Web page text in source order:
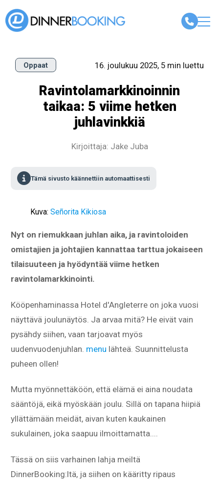
Oppaat 16. joulukuu 2025, 5 min luettu
Ravintolamarkkinoinnin
taikaa: 5 viime hetken
juhlavinkkiä
Kirjoittaja: Jake Juba
Tämä sivusto käännettiin automaattisesti
Kuva:Señorita Kikiosa
Nyt on riemukkaan juhlan aika, ja ravintoloiden
omistajien ja johtajien kannattaa tarttua jokaiseen
tilaisuuteen ja hyödyntää viime hetken
ravintolamarkkinointi.
Kööpenhaminassa Hotel d'Angleterre on joka vuosi
näyttävä joulunäytös. Ja arvaa mitä? He eivät vain
pysähdy siihen, vaan tarjoavat myös
uudenvuodenjuhlan. menu lähteä. Suunnittelusta
puheen ollen!
Mutta myönnettäköön, että elämä ei aina noudata
sääntöjä, eikä myöskään joulu. Sillä on tapana hiipiä
yllättämään meidät, aivan kuten kaukainen
sukulainen, joka saapuu ilmoittamatta....
Tässä on siis varhainen lahja meiltä
DinnerBooking:ltä, ja siihen on kääritty ripaus